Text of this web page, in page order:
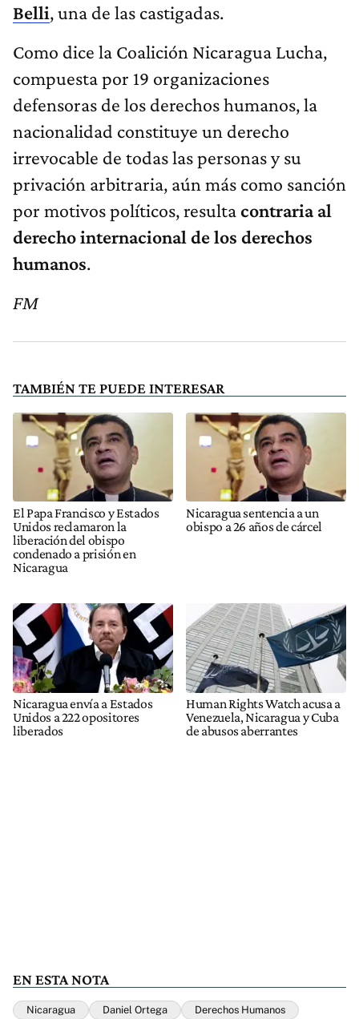
Belli, una de las castigadas.
Como dice la Coalición Nicaragua Lucha,
compuesta por 19 organizaciones
defensoras de los derechos humanos, la
nacionalidad constituye un derecho
irrevocable de todas las personas y su
privación arbitraria, aún más como sanción
por motivos políticos, resultacontraria al
derecho internacional de los derechos
humanos.
FM
TAMBIÉN TE PUEDE INTERESAR
El Papa Francisco y Estados
Unidos reclamaron la
liberación del obispo
condenado a prisión en
Nicaragua
Nicaragua sentencia a un
obispo a 26 años de cárcel
Nicaragua envía a Estados
Unidos a 222 opositores
liberados
Human Rights Watch acusa a
Venezuela, Nicaragua y Cuba
de abusos aberrantes
EN ESTA NOTA
Nicaragua Daniel Ortega Derechos Humanos